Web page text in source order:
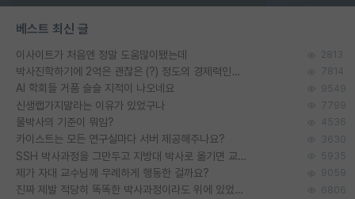
베스트 최신 글
이사이트가 처음엔 정말 도움많이됐는데 2813
박사진학하기에 2억은 괜찮은 (?) 정도의 경제력인가요 7814
AI 학회들 거품 슬슬 지적이 나오네요 9549
신생랩가지말라는 이유가 있었구나 7799
물박사의 기준이 뭐임? 4536
카이스트는 모든 연구실마다 서버 제공해주나요? 3630
SSH 박사과정을 그만두고 지방대 박사로 옮기면 교수의 꿈은 끝일까요? 5935
제가 자대 교수님께 무례하게 행동한 걸까요? 9059
진짜 제발 적당히 똑똑한 박사과정이라도 위에 있었으면.. 6806